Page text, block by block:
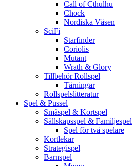
Call of Cthulhu
Chock
Nordiska Väsen
SciFi
Starfinder
Coriolis
Mutant
Wrath & Glory
Tillbehör Rollspel
Tärningar
Rollspelslitteratur
Spel & Pussel
Småspel & Kortspel
Sällskapsspel & Familjespel
Spel för två spelare
Kortlekar
Strategispel
Barnspel